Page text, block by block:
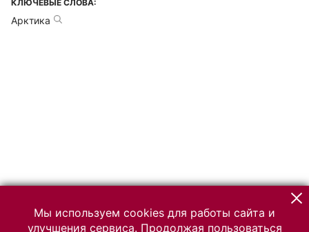
КЛЮЧЕВЫЕ СЛОВА:
Арктика
Мы используем cookies для работы сайта и
улучшения сервиса. Продолжая пользоваться